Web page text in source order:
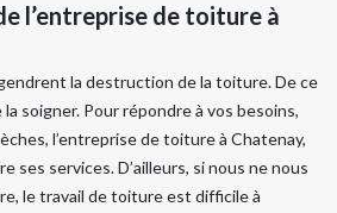
l’entreprise de toiture à
la destruction de la toiture. De ce
soigner. Pour répondre à vos besoins,
l’entreprise de toiture à Chatenay,
ses services. D’ailleurs, si nous ne nous
le travail de toiture est difficile à